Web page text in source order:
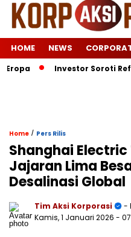
HOME NEWS
Investor Soroti
Home / Pers Rilis
Shanghai
Jajaran Lima
Desalinasi Global
Tim Aksi Korporasi
-
Kamis, 1 Januari 2026 -